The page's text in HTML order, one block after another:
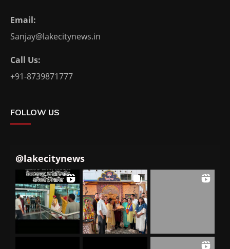
Email:
Sanjay@lakecitynews.in
Call Us:
+91-8739871777
FOLLOW US
@lakecitynews